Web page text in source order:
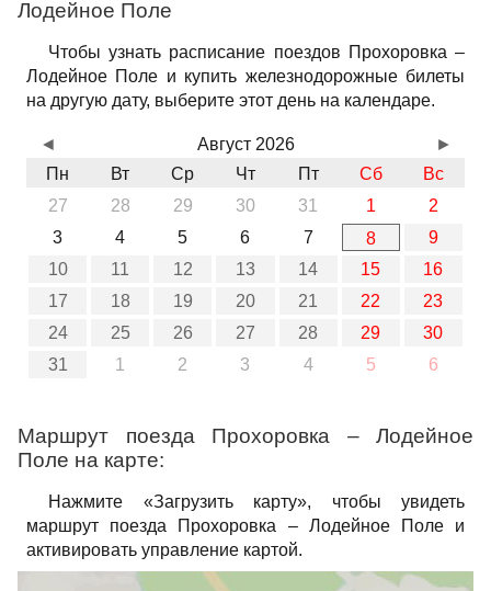
Лодейное Поле
Чтобы узнать расписание поездов Прохоровка –
Лодейное Поле и купить железнодорожные билеты
на другую дату, выберите этот день на календаре.
Август 2026
Пн
Вт Ср Чт Пт Сб
Вс
27
28 29 30 31 1
2
3
4 5 6 7 8
9
10
11 12 13 14 15
16
17
18 19 20 21 22
23
24
25 26 27 28 29
30
31
1 2 3 4 5 6
◄ ►
Маршрут поезда Прохоровка – Лодейное
Поле на карте:
Нажмите «Загрузить карту», чтобы увидеть
маршрут поезда Прохоровка – Лодейное Поле и
активировать управление картой.